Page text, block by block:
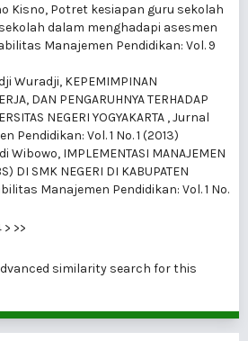
Kisno, Potret kesiapan guru sekolah
dalam menghadapi asesmen
Manajemen Pendidikan: Vol. 9
Wuradji, KEPEMIMPINAN
DAN PENGARUHNYA TERHADAP
NEGERI YOGYAKARTA ,Jurnal
Vol. 1 No. 1 (2013)
Wibowo, IMPLEMENTASI MANAJEMEN
DI SMK NEGERI DI KABUPATEN
Manajemen Pendidikan: Vol. 1 No.
> >>
similarity search for this